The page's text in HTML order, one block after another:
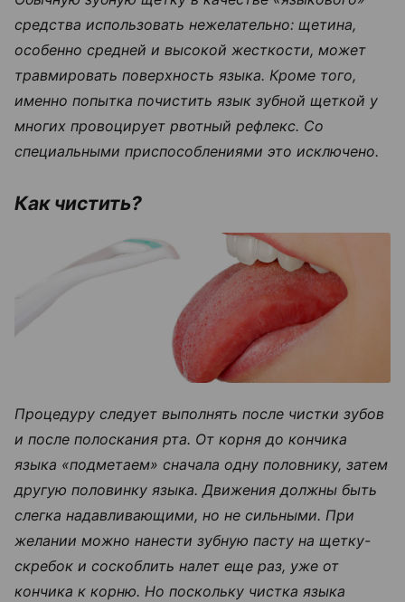
средства использовать нежелательно: щетина,
особенно средней и высокой жесткости, может
травмировать поверхность языка. Кроме того,
именно попытка почистить язык зубной щеткой у
многих провоцирует рвотный рефлекс. Со
специальными приспособлениями это исключено.
Как чистить?
Процедуру следует выполнять после чистки зубов
и после полоскания рта. От корня до кончика
языка «подметаем» сначала одну половнику, затем
другую половинку языка. Движения должны быть
слегка надавливающими, но не сильными. При
желании можно нанести зубную пасту на щетку-
скребок и соскоблить налет еще раз, уже от
кончика к корню. Но поскольку чистка языка